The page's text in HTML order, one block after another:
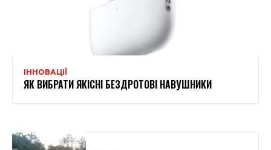
ІННОВАЦІЇ
ЯК ВИБРАТИ ЯКІСНІ БЕЗДРОТОВІ НАВУШНИКИ